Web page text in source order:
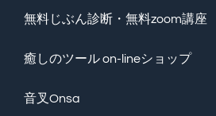
無料じぶん診断・無料zoom講座
癒しのツール on-lineショップ
音叉Onsa